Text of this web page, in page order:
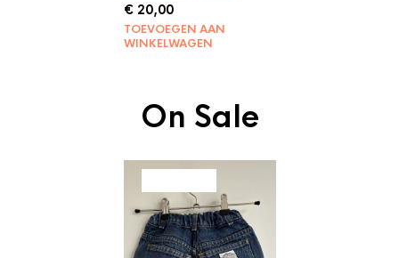
€20,00
TOEVOEGEN AAN
WINKELWAGEN
On Sale
IN
DE
UITVERKOOP